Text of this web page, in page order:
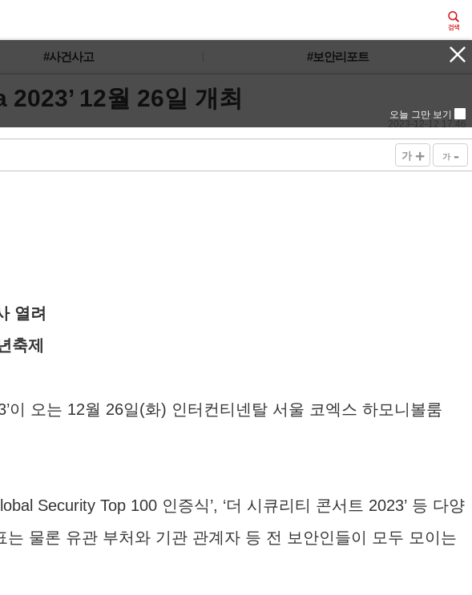
#사건사고 #보안리포트
12월 26일 개최
2023-12-12 17:46
가 + 가 -
열려
축제
이 오는 12월 26일(화) 인터컨티넨탈 서울 코엑스 하모니볼룸
Security Top 100 인증식’, ‘더 시큐리티 콘서트 2023’ 등 다양
물론 유관 부처와 기관 관계자 등 전 보안인들이 모두 모이는
오늘 그만 보기